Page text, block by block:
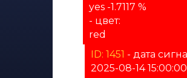
yes -1.7117 %
- цвет:
red
ID: 1451 - дата
2025-08-14 15:00:00